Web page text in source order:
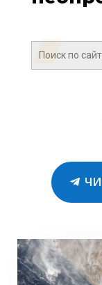
Поиск: